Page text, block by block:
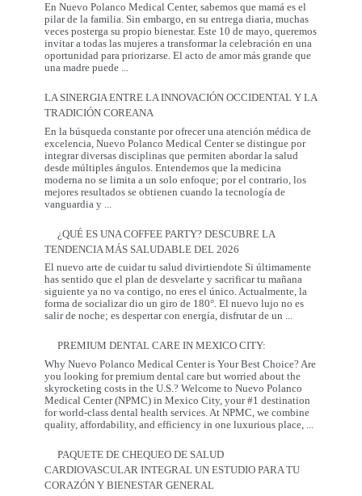
En Nuevo Polanco Medical Center, sabemos que mamá es el
pilar de la familia. Sin embargo, en su entrega diaria, muchas
veces posterga su propio bienestar. Este 10 de mayo, queremos
invitar a todas las mujeres a transformar la celebración en una
oportunidad para priorizarse. El acto de amor más grande que
una madre puede ...
que
Mamá
Realmente
Necesita:
Salud
y
Prevención
LA SINERGIA ENTRE LA INNOVACIÓN OCCIDENTAL Y LA
TRADICIÓN COREANA
En la búsqueda constante por ofrecer una atención médica de
excelencia, Nuevo Polanco Medical Center se distingue por
integrar diversas disciplinas que permiten abordar la salud
desde múltiples ángulos. Entendemos que la medicina
moderna no se limita a un solo enfoque; por el contrario, los
mejores resultados se obtienen cuando la tecnología de
vanguardia y
la
Innovación
Occidental
y
la
Tradición
Coreana
¿QUÉ ES UNA COFFEE PARTY? DESCUBRE LA
TENDENCIA MÁS SALUDABLE DEL 2026
El nuevo arte de cuidar tu salud divirtiendote Si últimamente
has sentido que el plan de desvelarte y sacrificar tu mañana
siguiente ya no va contigo, no eres el único. Actualmente, la
forma de socializar dio un giro de 180°. El nuevo lujo no es
salir de noche; es despertar con energía, disfrutar de un ...
Party?
Descubre
la
tendencia
más
saludable
PREMIUM DENTAL CARE IN MEXICO CITY:
Why Nuevo Polanco Medical Center is Your Best Choice? Are
you looking for premium dental care but worried about the
skyrocketing costs in the U.S.? Welcome to Nuevo Polanco
Medical Center (NPMC) in Mexico City, your #1 destination
for world-class dental health services. At NPMC, we combine
quality, affordability, and efficiency in one luxurious place,
PAQUETE DE CHEQUEO DE SALUD
CARDIOVASCULAR INTEGRAL UN ESTUDIO PARA TU
CORAZÓN Y BIENESTAR GENERAL